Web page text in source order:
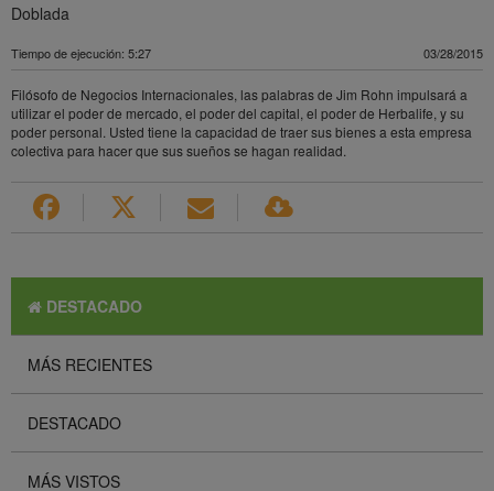
Doblada
Tiempo de ejecución: 5:27 03/28/2015
Filósofo de Negocios Internacionales, las palabras de Jim Rohn impulsará a
utilizar el poder de mercado, el poder del capital, el poder de Herbalife, y su
poder personal. Usted tiene la capacidad de traer sus bienes a esta empresa
colectiva para hacer que sus sueños se hagan realidad.
DESTACADO
MÁS RECIENTES
DESTACADO
MÁS VISTOS